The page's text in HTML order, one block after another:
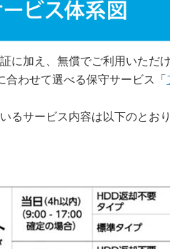
に加え、無償でご利用いただ
合わせて選べる保守サービス「
るサービス内容は以下のとおり